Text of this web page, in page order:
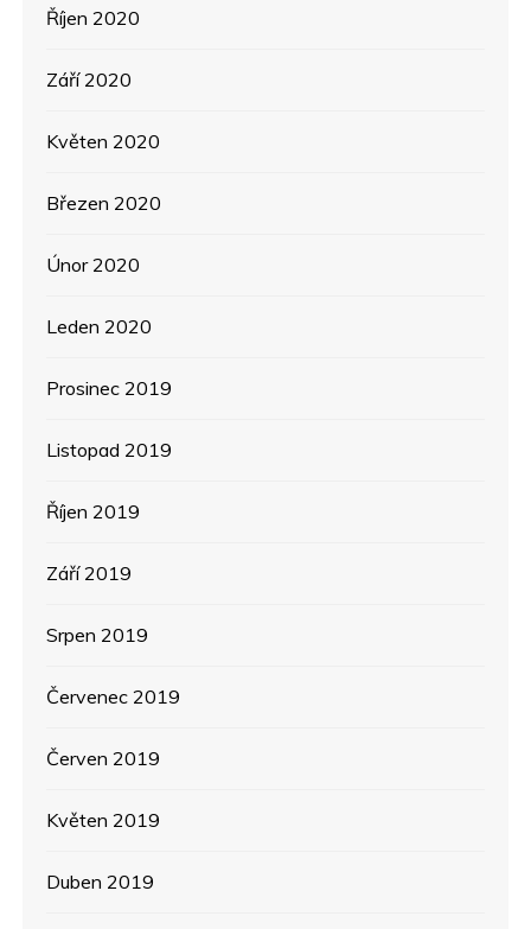
Říjen 2020
Září 2020
Květen 2020
Březen 2020
Únor 2020
Leden 2020
Prosinec 2019
Listopad 2019
Říjen 2019
Září 2019
Srpen 2019
Červenec 2019
Červen 2019
Květen 2019
Duben 2019